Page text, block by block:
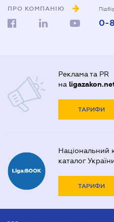
ПРО КОМПАНІЮ
0-
Реклама та PR
на
ТАРИФИ
Національний
каталог
ТАРИФИ